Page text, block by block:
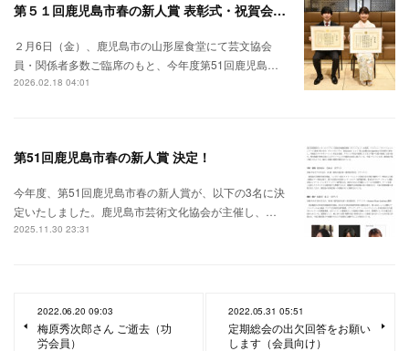
第５１回鹿児島市春の新人賞 表彰式・祝賀会 開催
２月6日（金）、鹿児島市の山形屋食堂にて芸文協会
員・関係者多数ご臨席のもと、今年度第51回鹿児島…
2026.02.18 04:01
第51回鹿児島市春の新人賞 決定！
今年度、第51回鹿児島市春の新人賞が、以下の3名に決
定いたしました。鹿児島市芸術文化協会が主催し、…
2025.11.30 23:31
2022.06.20 09:03
梅原秀次郎さん ご逝去（功
労会員）
2022.05.31 05:51
定期総会の出欠回答をお願い
します（会員向け）